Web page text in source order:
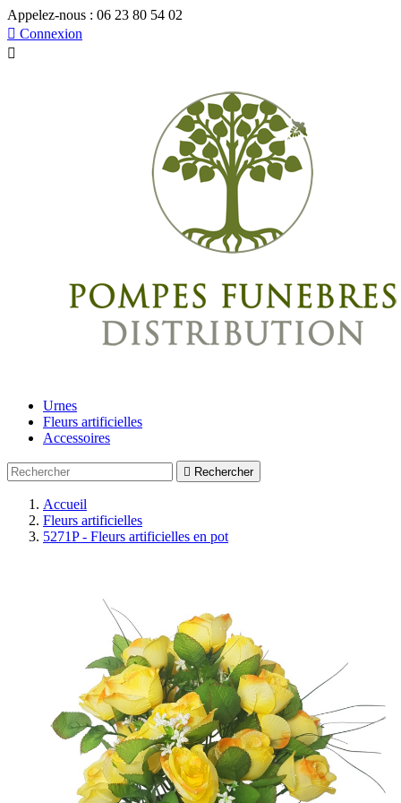
Appelez-nous : 06 23 80 54 02
 Connexion

Urnes
Fleurs artificielles
Accessoires
 Rechercher
Accueil
Fleurs artificielles
5271P - Fleurs artificielles en pot